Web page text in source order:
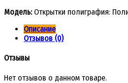
Модель: Открытки полиграфия:
Описание
Отзывов (0)
Отзывы
Нет отзывов о данном товаре.